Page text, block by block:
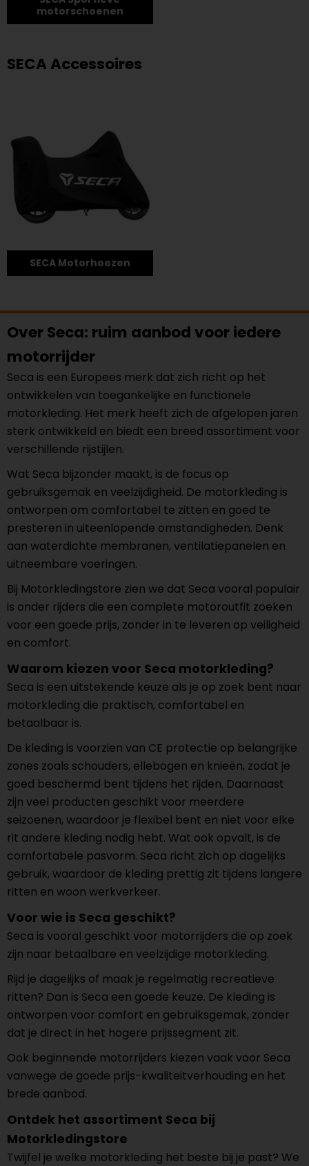
motorschoenen
SECA Accessoires
SECA Motorhoezen
Over Seca: ruim aanbod voor iedere
motorrijder
Seca is een Europees merk dat zich richt op het
ontwikkelen van toegankelijke en functionele
motorkleding. Het merk heeft zich de afgelopen jaren
sterk ontwikkeld en biedt een breed assortiment voor
verschillende rijstijlen.
Wat Seca bijzonder maakt, is de focus op
gebruiksgemak en veelzijdigheid. De motorkleding is
ontworpen om comfortabel te zitten en goed te
presteren in uiteenlopende omstandigheden. Denk
aan waterdichte membranen, ventilatiepanelen en
uitneembare voeringen.
Bij Motorkledingstore zien we dat Seca vooral populair
is onder rijders die een complete motoroutfit zoeken
voor een goede prijs, zonder in te leveren op veiligheid
en comfort.
Waarom kiezen voor Seca motorkleding?
Seca is een uitstekende keuze als je op zoek bent naar
motorkleding die praktisch, comfortabel en
betaalbaar is.
De kleding is voorzien van CE protectie op belangrijke
zones zoals schouders, ellebogen en knieën, zodat je
goed beschermd bent tijdens het rijden. Daarnaast
zijn veel producten geschikt voor meerdere
seizoenen, waardoor je flexibel bent en niet voor elke
rit andere kleding nodig hebt. Wat ook opvalt, is de
comfortabele pasvorm. Seca richt zich op dagelijks
gebruik, waardoor de kleding prettig zit tijdens langere
ritten en woon werkverkeer.
Voor wie is Seca geschikt?
Seca is vooral geschikt voor motorrijders die op zoek
zijn naar betaalbare en veelzijdige motorkleding.
Rijd je dagelijks of maak je regelmatig recreatieve
ritten? Dan is Seca een goede keuze. De kleding is
ontworpen voor comfort en gebruiksgemak, zonder
dat je direct in het hogere prijssegment zit.
Ook beginnende motorrijders kiezen vaak voor Seca
vanwege de goede prijs-kwaliteitverhouding en het
brede aanbod.
Ontdek het assortiment Seca bij
Motorkledingstore
Twijfel je welke motorkleding het beste bij je past? We